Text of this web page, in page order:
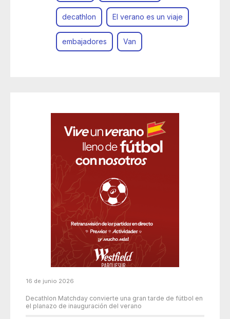
decathlon El verano es un viaje
embajadores Van
16 de junio 2026
Decathlon Matchday convierte una gran tarde de fútbol en
el planazo de inauguración del verano